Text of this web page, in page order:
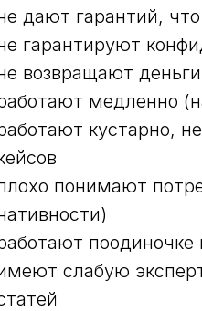
дают гарантий,
гарантируют
возвращают
медленно
кустарно,
понимают
слабую